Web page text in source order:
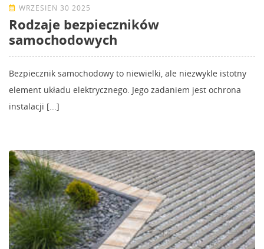
WRZESIEŃ 30 2025
Rodzaje bezpieczników
samochodowych
Bezpiecznik samochodowy to niewielki, ale niezwykle istotny
element układu elektrycznego. Jego zadaniem jest ochrona
instalacji [...]